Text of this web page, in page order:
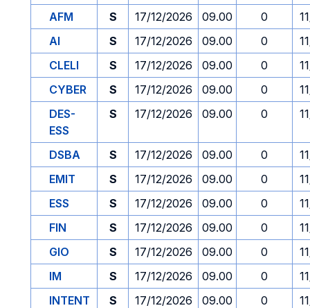
AFM
S 17/12/2026 09.00 0
AI
S 17/12/2026 09.00 0
CLELI
S 17/12/2026 09.00 0
CYBER
S 17/12/2026 09.00 0
DES-
ESS
S 17/12/2026 09.00 0
DSBA S 17/12/2026 09.00 0
EMIT
S 17/12/2026 09.00 0
ESS
S 17/12/2026 09.00 0
FIN
S 17/12/2026 09.00 0
GIO
S 17/12/2026 09.00 0
IM
S 17/12/2026 09.00 0
INTENT
S 17/12/2026 09.00 0